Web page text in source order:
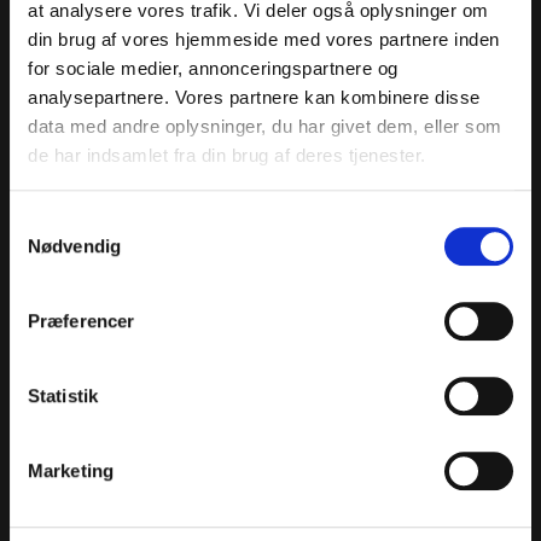
at analysere vores trafik. Vi deler også oplysninger om
din brug af vores hjemmeside med vores partnere inden
for sociale medier, annonceringspartnere og
analysepartnere. Vores partnere kan kombinere disse
data med andre oplysninger, du har givet dem, eller som
de har indsamlet fra din brug af deres tjenester.
Nødvendig
Præferencer
Statistik
Marketing
og historiske spor venter og kræver, at I samarbejder –
kan I finde det hemmelige arkiv, inden tiden løber ud?
Træd indenfor i den tidligere museumsdirektør Albert
Thomsens arbejdskontor. Nye notater fra hans
personlige dagbøger er kommet frem i […]
Guiden fortæller om Gislingebåden